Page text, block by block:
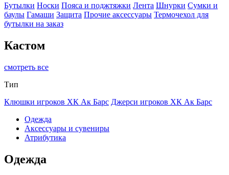
Бутылки Носки Пояса и поджтяжки Лента Шнурки Сумки и
баулы Гамаши Защита Прочие аксессуары Термочехол для
бутылки на заказ
Кастом
смотреть все
Тип
Клюшки игроков ХК Ак Барс Джерси игроков ХК Ак Барс
Одежда
Аксессуары и сувениры
Атрибутика
Одежда